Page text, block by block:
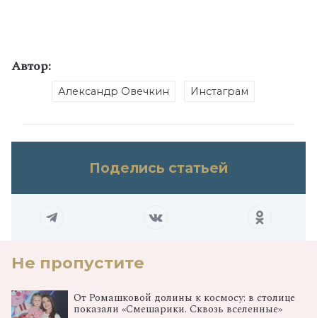
Автор:
Александр Овечкин Инстаграм
Поделись статьей
Не пропустите
От Ромашковой долины к космосу: в столице
показали «Смешарики. Сквозь вселенные»